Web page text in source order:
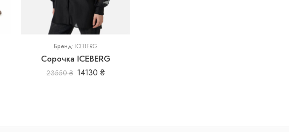
Бренд: ICEBERG
Сорочка ICEBERG
23550₴ 14130 ₴
38